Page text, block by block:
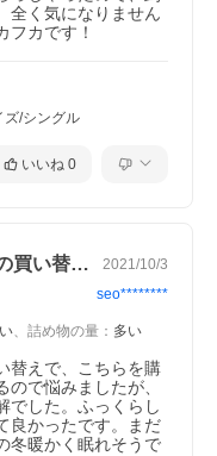
みの生地と比べ、
かり、安心。
使っていって加工
地の目をぎゅっと
ないよう作られて
の一つです。
全く気になりません
フカです！
ズ/シングル
いいね 0
長年使用していた羽毛布団からの買い替え… 2021/10/3
seo********
、 詰め物の量 ： 多い
替えで、こちらを購
で悩みましたが、
でした。ふっくらし
良かったです。まだ
冬暖かく眠れそうで